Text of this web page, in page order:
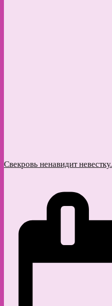
Свекровь ненавидит